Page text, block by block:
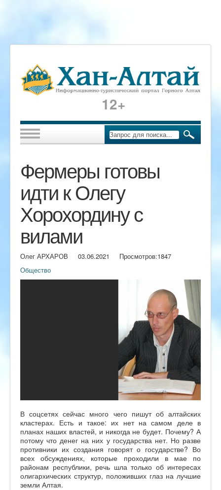
12+
Фермеры готовы
идти к Олегу
Хорохордину с
вилами
Олег АРХАРОВ 03.06.2021 Просмотров:1847
Общество
В соцсетях сейчас много чего пишут об алтайских
кластерах. Есть и такое: их нет на самом деле в
планах наших властей, и никогда не будет. Почему? А
потому что денег на них у государства нет. Но разве
противники их создания говорят о государстве? Во
всех обсуждениях, которые проходили в мае по
районам республики, речь шла только об интересах
олигархических структур, положивших глаз на лучшие
земли Алтая.